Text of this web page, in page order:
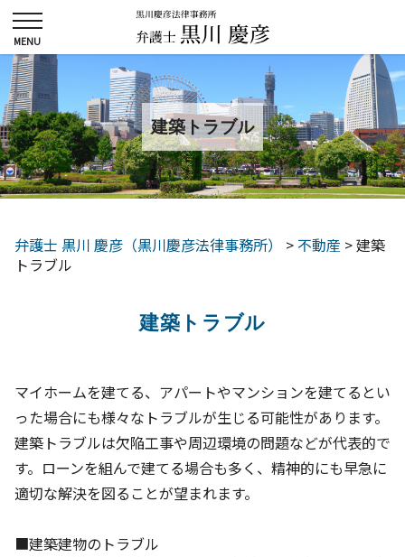
建築トラブル
弁護士 黒川 慶彦（黒川慶彦法律事務所） >不動産 >建築
トラブル
建築トラブル
マイホームを建てる、アパートやマンションを建てるとい
った場合にも様々なトラブルが生じる可能性があります。
建築トラブルは欠陥工事や周辺環境の問題などが代表的で
す。ローンを組んで建てる場合も多く、精神的にも早急に
適切な解決を図ることが望まれます。
■建築建物のトラブル